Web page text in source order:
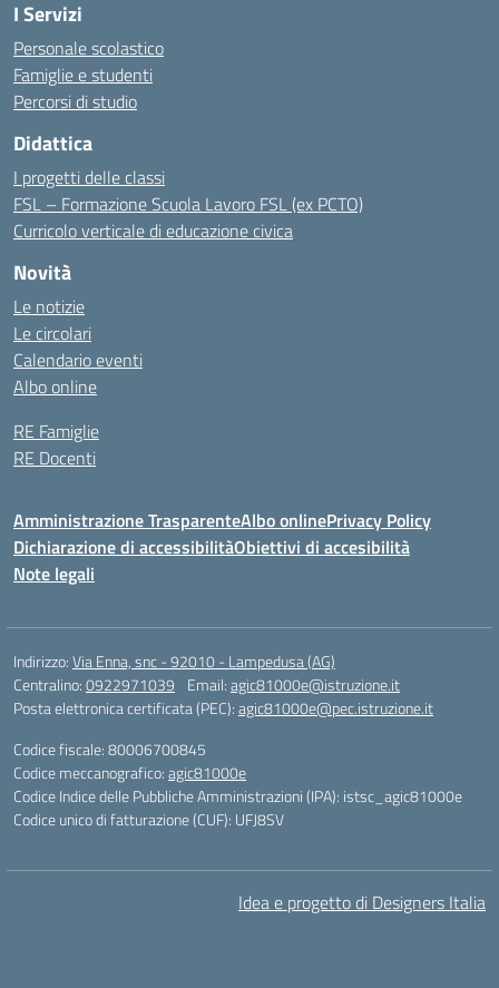
I Servizi
Personale scolastico
Famiglie e studenti
Percorsi di studio
Didattica
I progetti delle classi
FSL – Formazione Scuola Lavoro FSL (ex PCTO)
Curricolo verticale di educazione civica
Novità
Le notizie
Le circolari
Calendario eventi
Albo online
RE Famiglie
RE Docenti
Amministrazione TrasparenteAlbo onlinePrivacy Policy
Dichiarazione di accessibilitàObiettivi di accesibilità
Note legali
Indirizzo:Via Enna, snc - 92010 - Lampedusa (AG)
Centralino:0922971039 Email:agic81000e@istruzione.it
Posta elettronica certificata (PEC):agic81000e@pec.istruzione.it
Codice fiscale: 80006700845
Codice meccanografico:agic81000e
Codice Indice delle Pubbliche Amministrazioni (IPA): istsc_agic81000e
Codice unico di fatturazione (CUF): UFJ8SV
Idea e progetto di Designers Italia